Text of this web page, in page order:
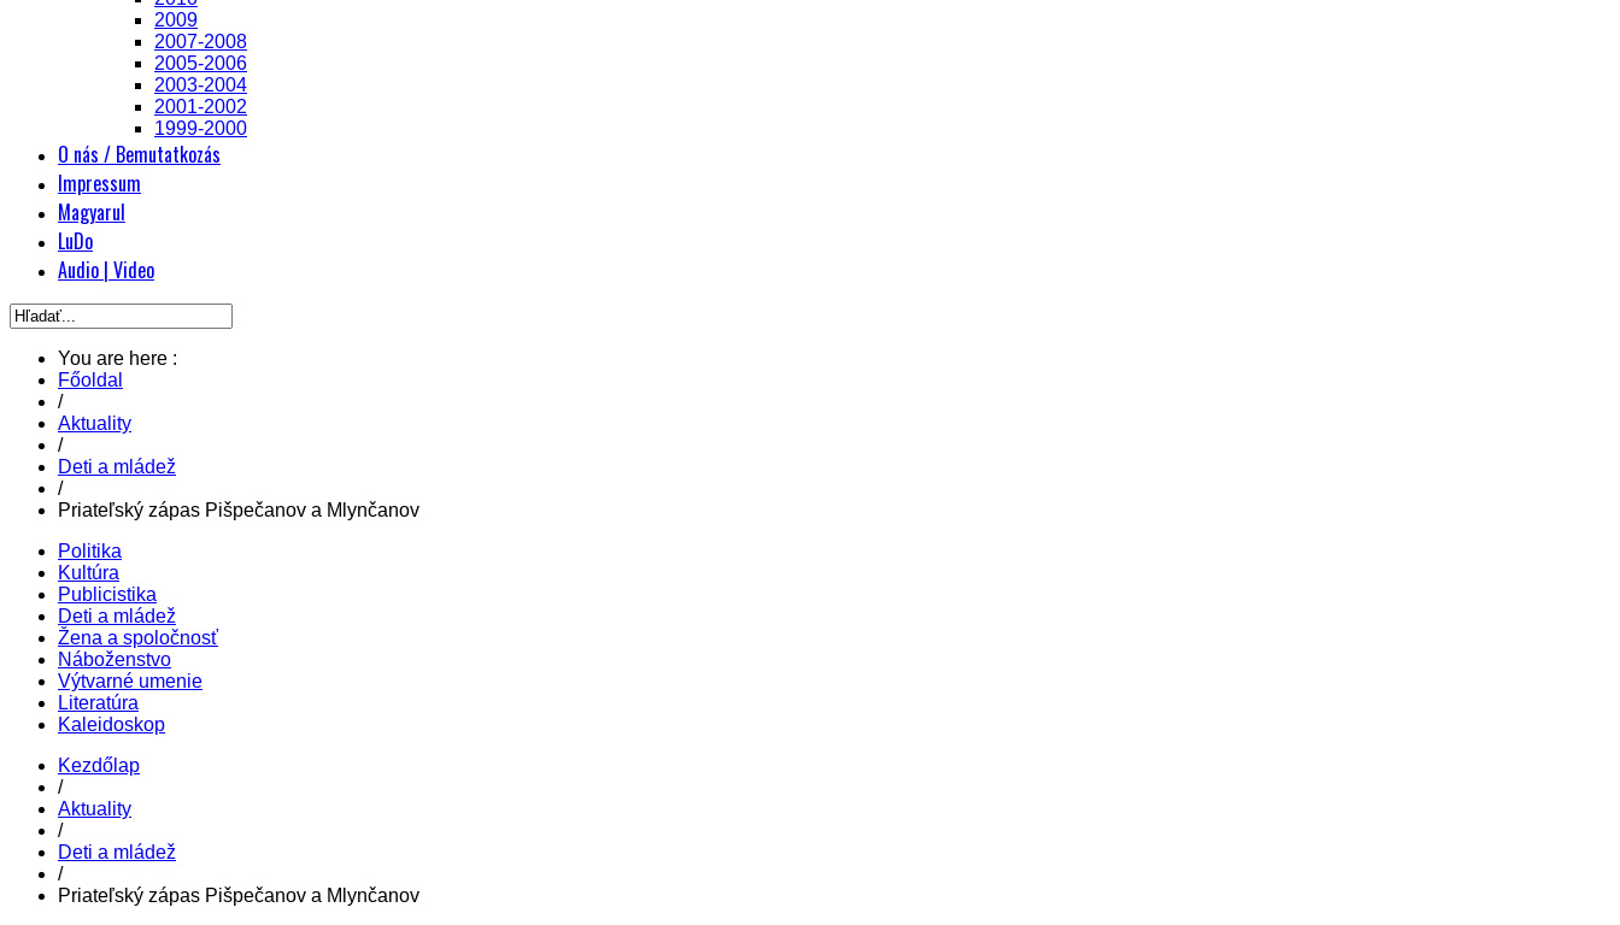
2009
2007-2008
2005-2006
2003-2004
2001-2002
1999-2000
O nás / Bemutatkozás
Impressum
Magyarul
LuDo
Audio | Video
You are here :
Főoldal
/
Aktuality
/
Deti a mládež
/
Priateľský zápas Pišpečanov a Mlynčanov
Politika
Kultúra
Publicistika
Deti a mládež
Žena a spoločnosť
Náboženstvo
Výtvarné umenie
Literatúra
Kaleidoskop
Kezdőlap
/
Aktuality
/
Deti a mládež
/
Priateľský zápas Pišpečanov a Mlynčanov